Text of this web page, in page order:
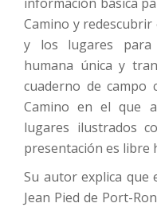
Camino y redescubrir
y los lugares para
humana única y
cuaderno de
Camino en el que
lugares ilustrados
presentación es libre
Su autor explica que
Jean Pied de Port-